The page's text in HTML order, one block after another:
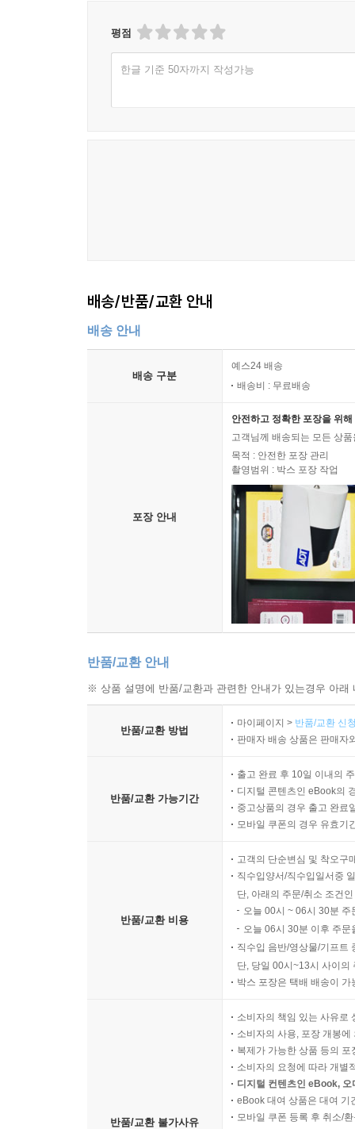
3-4. 여행 & 관광사업
76. 오토캠핑장에 상존하는 문제를 해결하려면 285
평점
한글 기준 50자까지 작성가능
배송/반품/교환 안내
배송 안내
배송 구분
예스24 배송
배송비 : 무료배송
포장 안내
안전하고 정확한 포장을 위
고객님께 배송되는 모든 상
목적 : 안전한 포장 관리
촬영범위 : 박스 포장 작업
반품/교환 안내
※ 상품 설명에 반품/교환과 관련한 안내가 있는경우 아
반품/교환 방법
마이페이지 > 반품/교환 신
판매자 배송 상품은 판매자
반품/교환 가능기간
출고 완료 후 10일 이내의
디지털 콘텐츠인 eBook의
중고상품의 경우 출고 완료
모바일 쿠폰의 경우 유효기
반품/교환 비용
고객의 단순변심 및 착오구
직수입양서/직수입일서중
단, 아래의 주문/취소 조건
오늘 00시 ~ 06시 30분
오늘 06시 30분 이후 주
직수입 음반/영상물/기프트
단, 당일 00시~13시 사이의
박스 포장은 택배 배송이
반품/교환 불가사유
소비자의 책임 있는 사유로
소비자의 사용, 포장 개봉
복제가 가능한 상품 등의
소비자의 요청에 따라 개별
디지털 컨텐츠인 eBook,
eBook 대여 상품은 대여 기
모바일 쿠폰 등록 후 취소/